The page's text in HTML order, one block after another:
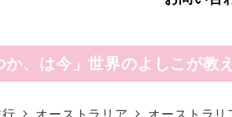
は今」世界のよしこが教